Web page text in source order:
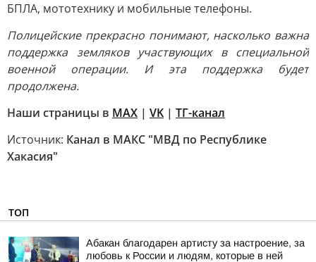
БПЛА, мототехнику и мобильные телефоны.
Полицейские прекрасно понимают, насколько важна
поддержка земляков участвующих в специальной
военной операции. И эта поддержка будет
продолжена.
Наши страницы в MAX | VK | ТГ-канал
Источник: Канал в МАКС "МВД по Республике
Хакасия"
ТОП
Абакан благодарен артисту за настроение, за
любовь к России и людям, которые в ней